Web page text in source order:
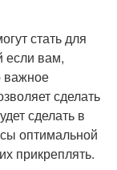
стать для
если вам,
важное
сделать
сделать в
оптимальной
прикреплять.